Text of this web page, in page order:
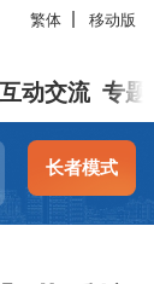
繁体 移动版
互动交流 专题
长者模式